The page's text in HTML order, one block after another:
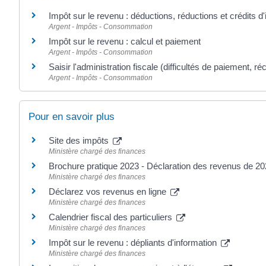
Impôt sur le revenu : déductions, réductions et crédits
Argent - Impôts - Consommation
Impôt sur le revenu : calcul et paiement
Argent - Impôts - Consommation
Saisir l'administration fiscale (difficultés de paiement,
Argent - Impôts - Consommation
Pour en savoir plus
Site des impôts
Ministère chargé des finances
Brochure pratique 2023 - Déclaration des revenus de
Ministère chargé des finances
Déclarez vos revenus en ligne
Ministère chargé des finances
Calendrier fiscal des particuliers
Ministère chargé des finances
Impôt sur le revenu : dépliants d'information
Ministère chargé des finances